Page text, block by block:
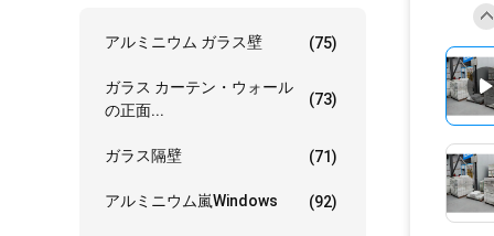
アルミニウム ガラス壁 (75)
ガラス カーテン・ウォール
の正面...
(73)
ガラス隔壁 (71)
アルミニウム嵐Windows (92)